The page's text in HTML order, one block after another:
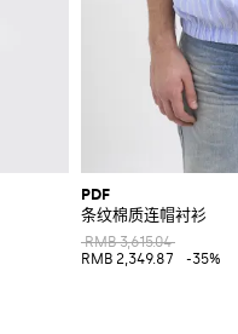
PDF
条纹棉质连帽衬衫
RMB 3,615.04
RMB 2,349.87
-35%